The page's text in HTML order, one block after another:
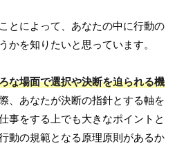
とによって、あなたの中に行動の
かを知りたいと思っています。
な場面で選択や決断を迫られる機
、あなたが決断の指針とする軸を
事をする上でも大きなポイントと
動の規範となる原理原則があるか